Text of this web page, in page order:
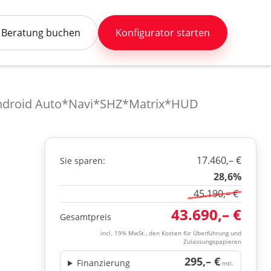
Beratung buchen Konfigurator starten
Auto*Navi*SHZ*Matrix*HUD
Sie sparen:
17.460,– €
28,6%
45.190,– €
Gesamtpreis 43.690,– €
incl. 19% MwSt., den Kosten für Überführung und
Zulassungspapieren
295,– € mtl.
Finanzierung